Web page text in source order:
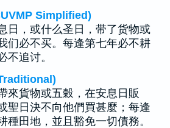
Simplified)
日，或什么圣日，带了货物或
们必不买。每逢第七年必不耕
不追讨。
來貨物或五穀，在安息日販
聖日決不向他們買甚麼；每逢
種田地，並且豁免一切債務。